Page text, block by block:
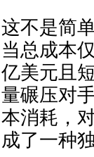
这不是简
当总成本
亿美元且
量碾压对
本消耗，
成了一种